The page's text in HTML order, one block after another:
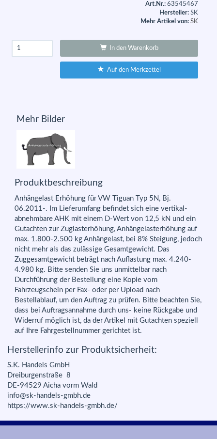
Art.Nr.: 63545467
Hersteller: SK
Mehr Artikel von: SK
In den Warenkorb
Auf den Merkzettel
Mehr Bilder
Produktbeschreibung
Anhängelast Erhöhung für VW Tiguan Typ 5N, Bj.
06.2011-. Im Lieferumfang befindet sich eine vertikal-
abnehmbare AHK mit einem D-Wert von 12,5 kN und ein
Gutachten zur Zuglasterhöhung, Anhängelasterhöhung auf
max. 1.800-2.500 kg Anhängelast, bei 8% Steigung, jedoch
nicht mehr als das zulässige Gesamtgewicht. Das
Zuggesamtgewicht beträgt nach Auflastung max. 4.240-
4.980 kg. Bitte senden Sie uns unmittelbar nach
Durchführung der Bestellung eine Kopie vom
Fahrzeugschein per Fax- oder per Upload nach
Bestellablauf, um den Auftrag zu prüfen. Bitte beachten Sie,
dass bei Auftragsannahme durch uns- keine Rückgabe und
Widerruf möglich ist, da der Artikel mit Gutachten speziell
auf Ihre Fahrgestellnummer gerichtet ist.
Herstellerinfo zur Produktsicherheit:
S.K. Handels GmbH
Dreiburgenstraße 8
DE-94529 Aicha vorm Wald
info@sk-handels-gmbh.de
https://www.sk-handels-gmbh.de/